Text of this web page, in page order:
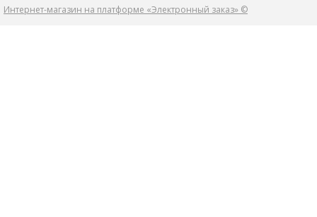
460048 г. Оренбург
Интернет-магазин на платформе «Электронный заказ» ©